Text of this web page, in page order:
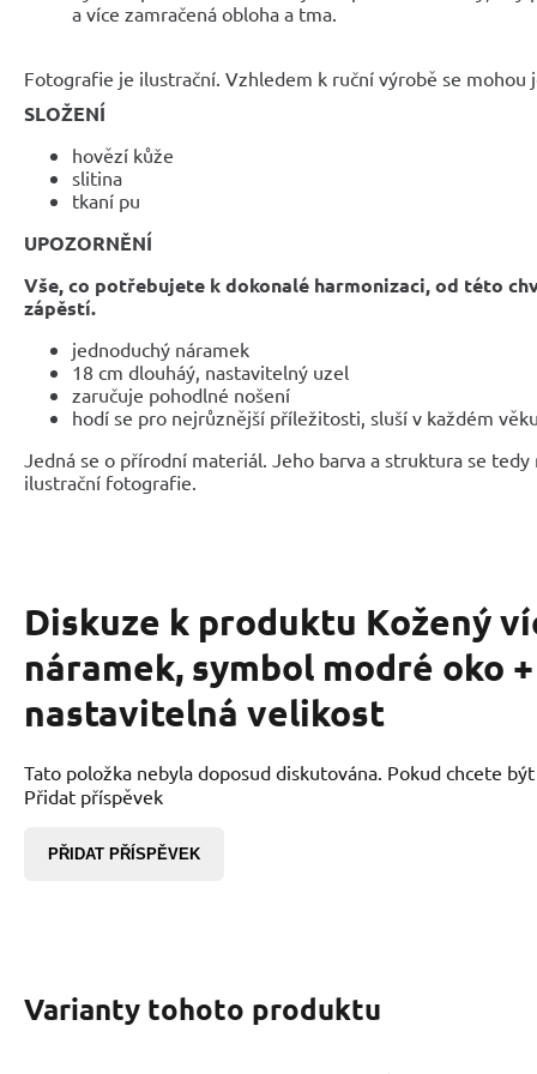
a více zamračená obloha a tma.
Fotografie je ilustrační. Vzhledem k ruční výrobě se
SLOŽENÍ
hovězí kůže
slitina
tkaní pu
UPOZORNĚNÍ
Vše, co potřebujete k dokonalé harmonizaci, od této
zápěstí.
jednoduchý náramek
18 cm dlouháý, nastavitelný uzel
zaručuje pohodlné nošení
hodí se pro nejrůznější příležitosti, sluší v každém
Jedná se o přírodní materiál. Jeho barva a struktura se
ilustrační fotografie.
Diskuze k produktu Kožený
náramek, symbol modré oko
nastavitelná velikost
Tato položka nebyla doposud diskutována. Pokud chcete
Přidat příspěvek
PŘIDAT PŘÍSPĚVEK
Varianty tohoto produktu